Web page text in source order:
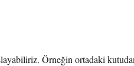
Örneğin ortadaki